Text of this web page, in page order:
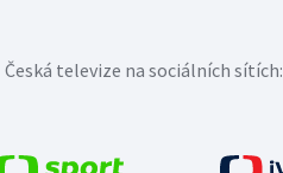
Česká televize na sociálních sítích: